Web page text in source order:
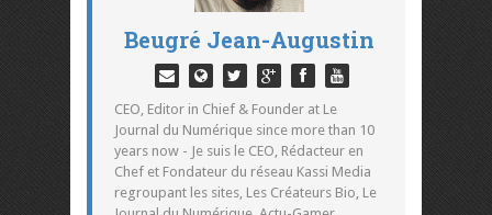
Beugré Jean-Augustin
CEO, Editor in Chief & Founder at Le
Journal du Numérique since more than 10
years now - Je suis le CEO, Rédacteur en
Chef et Fondateur du réseau Kassi Media
regroupant les sites, Les Créateurs Bio, Le